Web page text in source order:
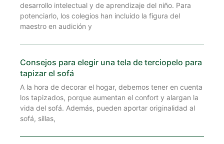
desarrollo intelectual y de aprendizaje del niño. Para
potenciarlo, los colegios han incluido la figura del
maestro en audición y
Consejos para elegir una tela de terciopelo para
tapizar el sofá
A la hora de decorar el hogar, debemos tener en cuenta
los tapizados, porque aumentan el confort y alargan la
vida del sofá. Además, pueden aportar originalidad al
sofá, sillas,